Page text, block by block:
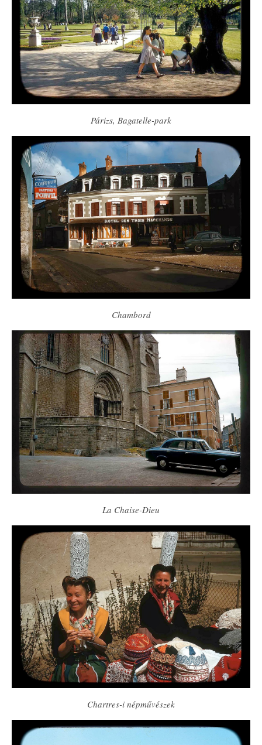
Párizs, Bagatelle-park
Chambord
La Chaise-Dieu
Chartres-i népművészek